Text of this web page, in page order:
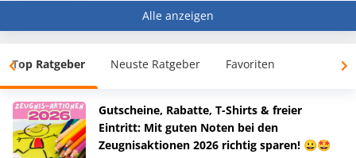
Alle anzeigen
Top Ratgeber Neuste Ratgeber Favoriten
Gutscheine, Rabatte, T-Shirts & freier
Eintritt: Mit guten Noten bei den
Zeugnisaktionen 2026 richtig sparen! 😀🤩